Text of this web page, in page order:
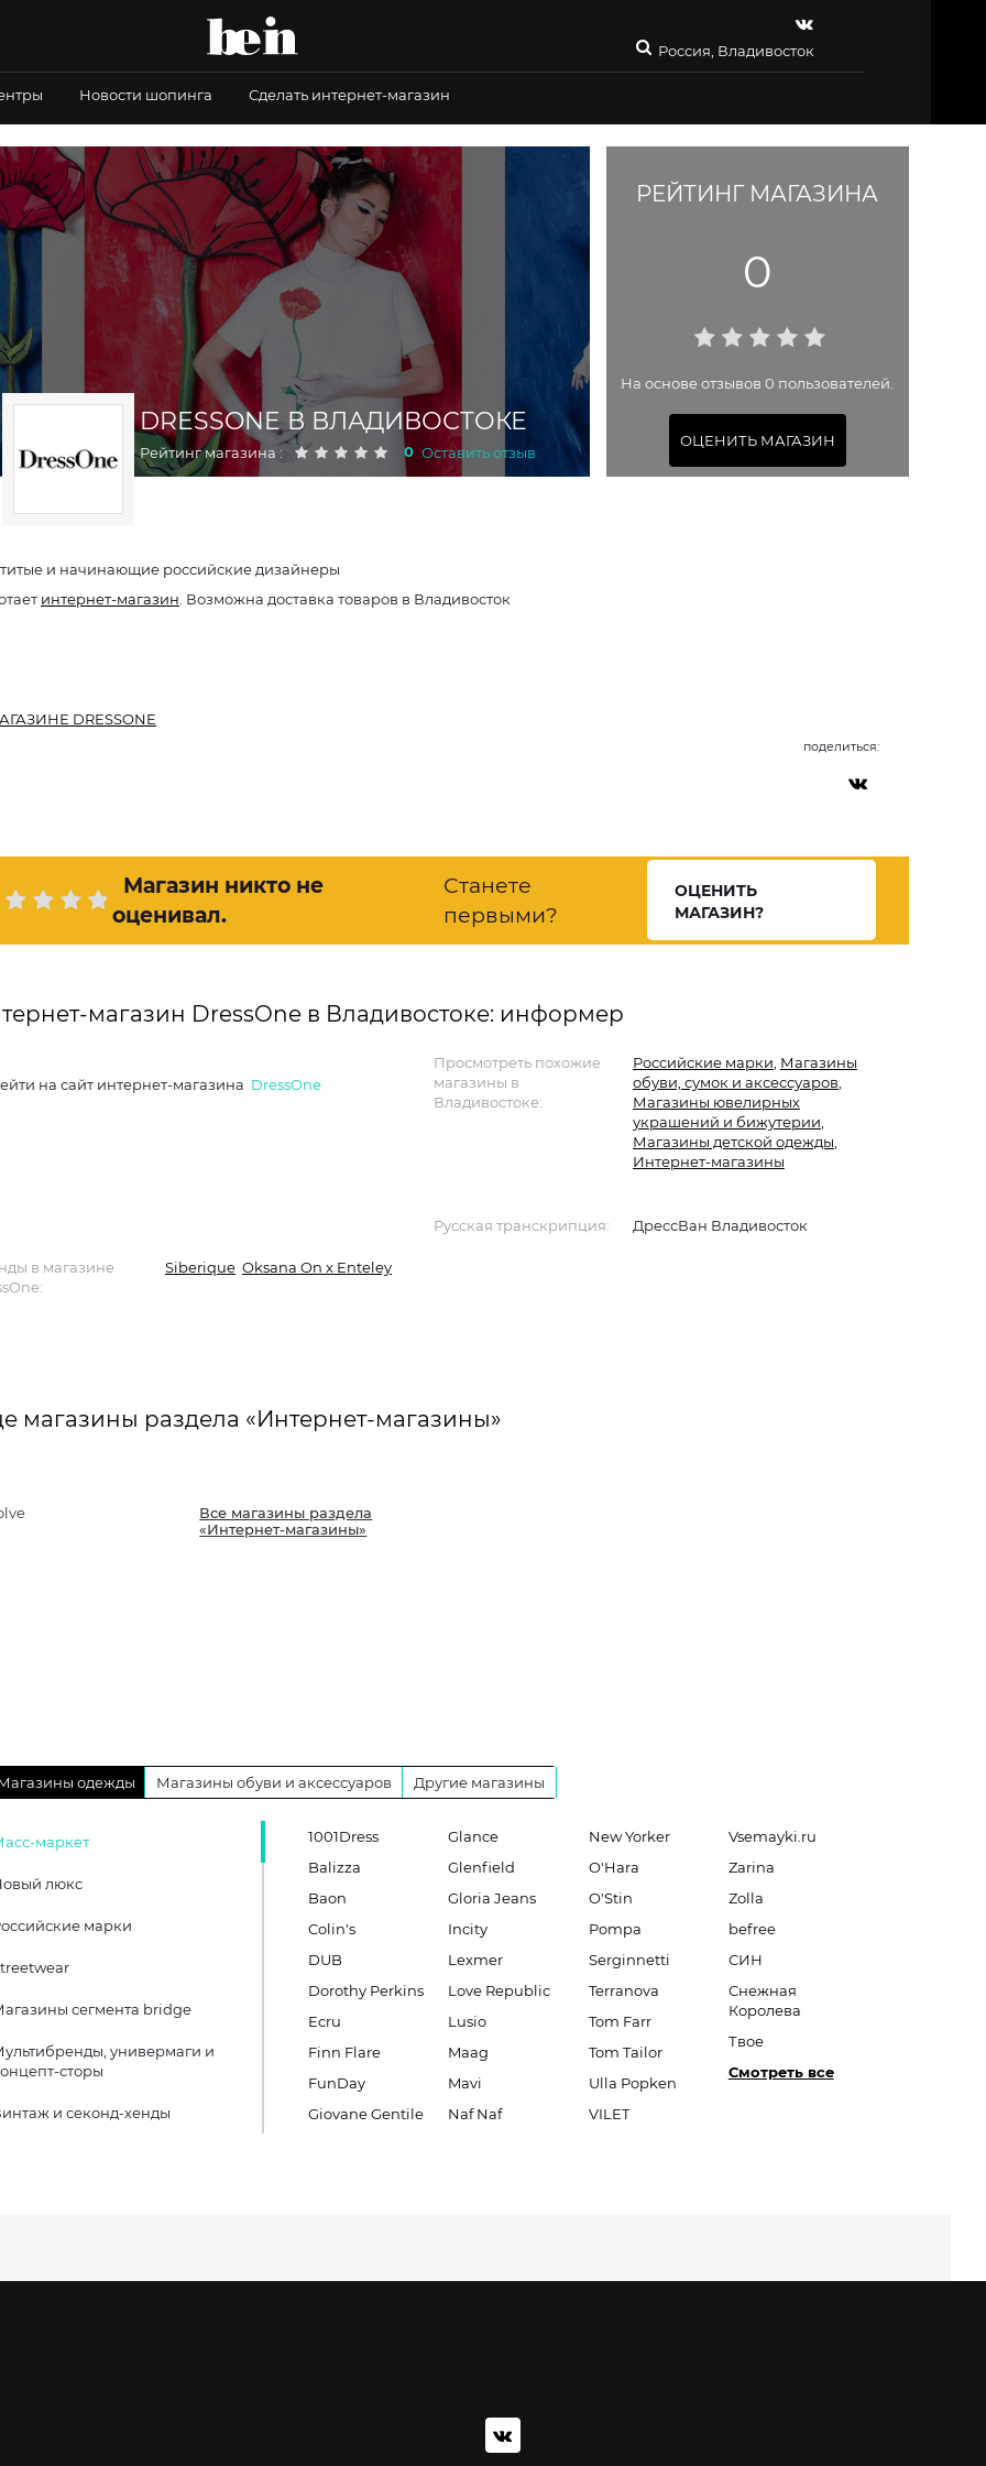
Россия, Владивосток
Новости шопинга Сделать интернет-магазин
DRESSONE В ВЛАДИВОСТОКЕ
Рейтинг магазина : 0 Оставить отзыв
РЕЙТИНГ МАГАЗИНА
0
На основе отзывов 0 пользователей.
ОЦЕНИТЬ МАГАЗИН
и начинающие российские дизайнеры
интернет-магазин . Возможна доставка товаров в Владивосток
DRESSONE
поделиться:
Магазин никто не
оценивал.
Станете
первыми?
ОЦЕНИТЬ
МАГАЗИН?
магазин DressOne в Владивостоке: информер
на сайт интернет-магазина DressOne
Просмотреть похожие
магазины в
Владивостоке:
Российские марки Магазины
обуви, сумок и аксессуаров
Магазины ювелирных
украшений и бижутерии
Магазины детской одежды
Интернет-магазины
Русская транскрипция: ДрессВан Владивосток
в магазине
Siberique Oksana On x Enteley
магазины раздела «Интернет-магазины»
Все магазины раздела
«Интернет-магазины»
одежды Магазины обуви и аксессуаров Другие магазины
маркет
люкс
марки
сегмента bridge
универмаги и
сторы
и секонд-хенды
1001Dress
Balizza
Baon
Colin's
DUB
Dorothy Perkins
Ecru
Finn Flare
FunDay
Giovane Gentile
Glance
Glenfield
Gloria Jeans
Incity
Lexmer
Love Republic
Lusio
Maag
Mavi
Naf Naf
New Yorker
O'Hara
O'Stin
Pompa
Serginnetti
Terranova
Tom Farr
Tom Tailor
Ulla Popken
VILET
Vsemayki.ru
Zarina
Zolla
befree
СИН
Снежная
Королева
Твое
Смотреть все